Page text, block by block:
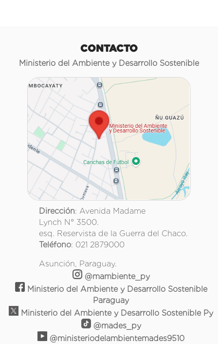
CONTACTO
Ministerio del Ambiente y Desarrollo Sostenible
Dirección: Avenida Madame
Lynch N° 3500.
esq. Reservista de la Guerra del Chaco.
Teléfono: 021 2879000
Asunción, Paraguay.
@mambiente_py
Ministerio del Ambiente y Desarrollo Sostenible
Paraguay
Ministerio del Ambiente y Desarrollo Sostenible Py
@mades_py
@ministeriodelambientemades9510